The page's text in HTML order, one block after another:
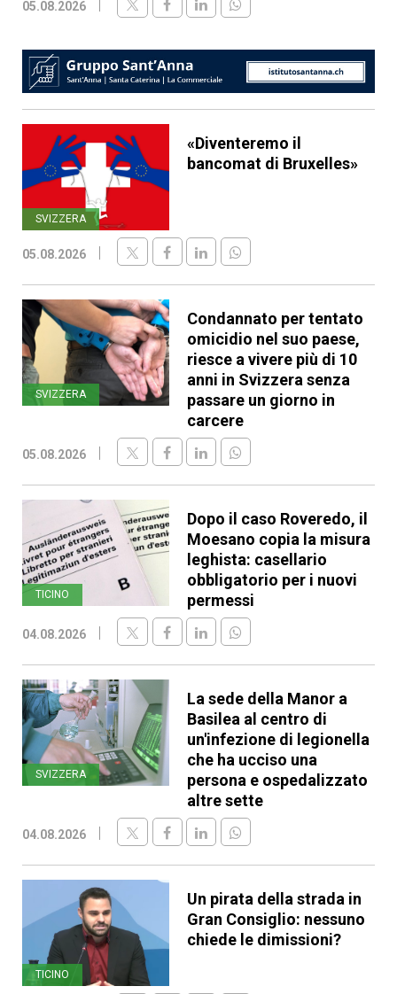
05.08.2026
SVIZZERA
«Diventeremo il
bancomat di Bruxelles»
05.08.2026
SVIZZERA
Condannato per tentato
omicidio nel suo paese,
riesce a vivere più di 10
anni in Svizzera senza
passare un giorno in
carcere
05.08.2026
TICINO
Dopo il caso Roveredo, il
Moesano copia la misura
leghista: casellario
obbligatorio per i nuovi
permessi
04.08.2026
SVIZZERA
La sede della Manor a
Basilea al centro di
un'infezione di legionella
che ha ucciso una
persona e ospedalizzato
altre sette
04.08.2026
TICINO
Un pirata della strada in
Gran Consiglio: nessuno
chiede le dimissioni?